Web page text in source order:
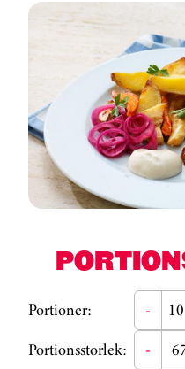
Portioner: -
Portionsstorlek:
-